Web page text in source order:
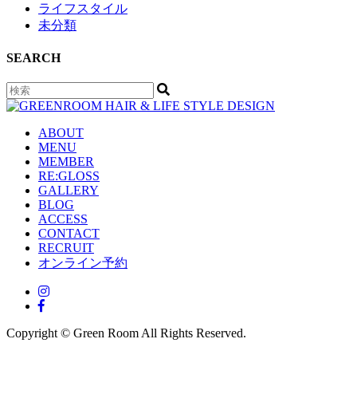
ライフスタイル
未分類
SEARCH
ABOUT
MENU
MEMBER
RE:GLOSS
GALLERY
BLOG
ACCESS
CONTACT
RECRUIT
オンライン予約
Copyright © Green Room All Rights Reserved.